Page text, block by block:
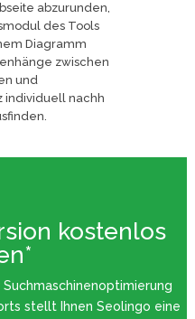
abzurunden,
des Tools
Diagramm
zwischen
und
individuell nachh
kostenlos
stellt Ihnen Seolingo eine